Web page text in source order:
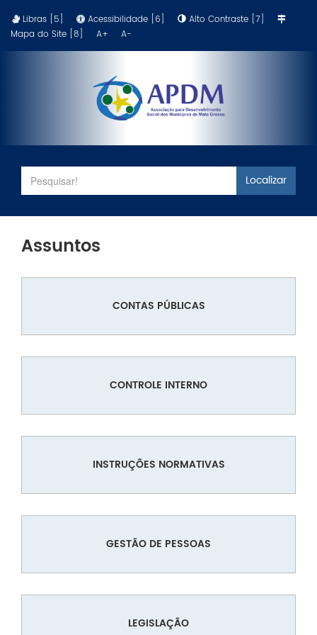
Libras [5] Acessibilidade [6]
Alto Contraste [7]
Mapa do Site [8]
A+ A-
Localizar
Assuntos
CONTAS PÚBLICAS
CONTROLE INTERNO
INSTRUÇÕES NORMATIVAS
GESTÃO DE PESSOAS
LEGISLAÇÃO